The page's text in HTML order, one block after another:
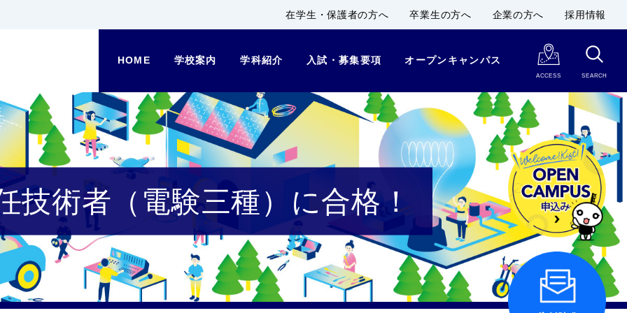
在学生・保護者の方へ 卒業生の方へ 企業の方へ 採用情報
HOME 学校案内 学科紹介 入試・募集要項 オープンキャンパス
ACCESS SEARCH
技術者（電験三種）に合格！